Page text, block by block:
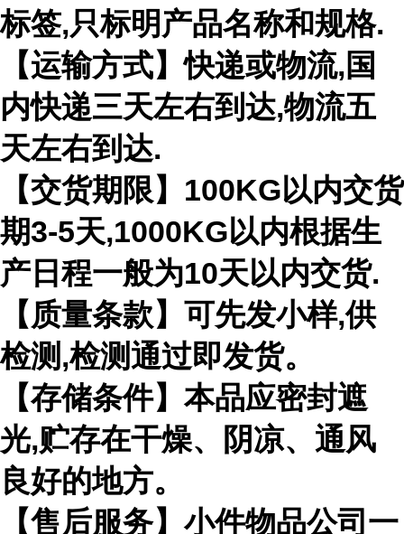
标签,只标明产品名称和规格.
【运输方式】快递或物流,国
内快递三天左右到达,物流五
天左右到达.
【交货期限】100KG以内交货
期3-5天,1000KG以内根据生
产日程一般为10天以内交货.
【质量条款】可先发小样,供
检测,检测通过即发货。
【存储条件】本品应密封遮
光,贮存在干燥、阴凉、通风
良好的地方。
【售后服务】小件物品公司一